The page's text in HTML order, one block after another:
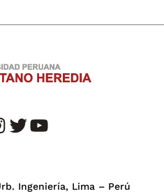
twitter youtube
Ingeniería, Lima – Perú